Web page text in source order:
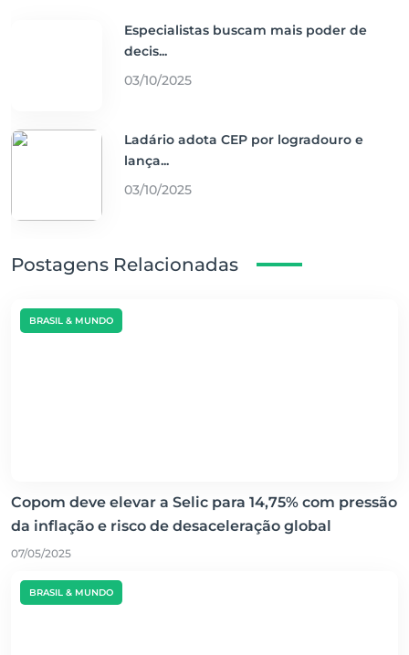
Especialistas buscam mais poder de
decis...
03/10/2025
Ladário adota CEP por logradouro e
lança...
03/10/2025
Postagens Relacionadas
BRASIL & MUNDO
Copom deve elevar a Selic para 14,75% com pressão
da inflação e risco de desaceleração global
07/05/2025
BRASIL & MUNDO